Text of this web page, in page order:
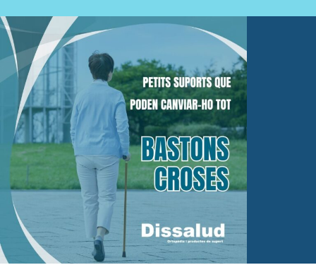
Fisioteràpia
Geriatria
Medicina
Ortopèdia